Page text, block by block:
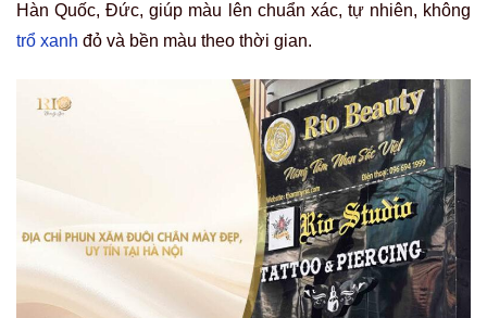
Hàn Quốc, Đức, giúp màu lên chuẩn xác, tự nhiên, không
trổ xanh đỏ và bền màu theo thời gian.